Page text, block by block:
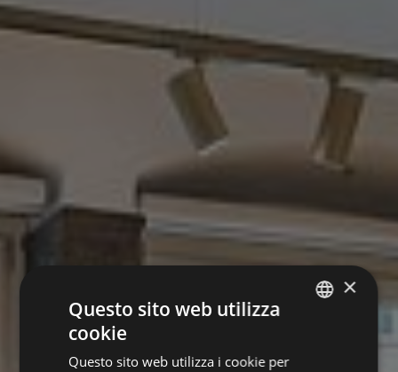
×
Questo sito web utilizza
cookie
Questo sito web utilizza i cookie per